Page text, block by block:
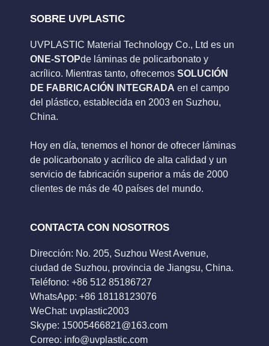
SOBRE UVPLASTIC
UVPLASTIC Material Technology Co., Ltd es un
ONE-STOPde láminas de policarbonato y
acrílico. Mientras tanto, ofrecemos SOLUCIÓN
DE FABRICACIÓN INTEGRADA en el campo
del plástico, establecida en 2003 en Suzhou,
China.
Hoy en día, tenemos el honor de ofrecer láminas
de policarbonato y acrílico de alta calidad y un
servicio de fabricación superior a más de 2000
clientes de más de 40 países del mundo.
CONTACTA CON NOSOTROS
Dirección: No. 205, Suzhou West Avenue,
ciudad de Suzhou, provincia de Jiangsu, China.
Teléfono: +86 512 85186727
WhatsApp: +86 18118123076
WeChat: uvplastic2003
Skype: 15005466821@163.com
Correo: info@uvplastic.com